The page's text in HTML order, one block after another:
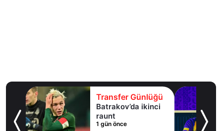
Transfer Günlüğü
Batrakov’da ikinci
raunt
1 gün önce